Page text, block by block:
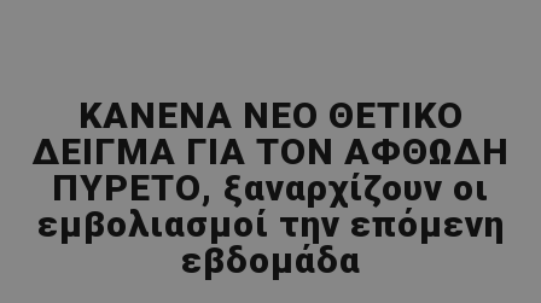
ΚΑΝΕΝΑ ΝΕΟ ΘΕΤΙΚΟ
ΔΕΙΓΜΑ ΓΙΑ ΤΟΝ ΑΦΘΩΔΗ
ΠΥΡΕΤΟ, ξαναρχίζουν οι
εμβολιασμοί την επόμενη
εβδομάδα